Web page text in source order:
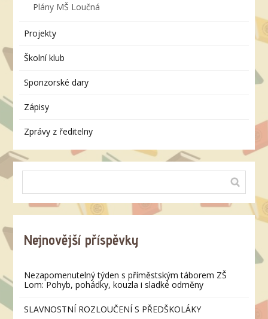
Plány MŠ Loučná
Projekty
Školní klub
Sponzorské dary
Zápisy
Zprávy z ředitelny
Nejnovější příspěvky
Nezapomenutelný týden s příměstským táborem ZŠ
Lom: Pohyb, pohádky, kouzla i sladké odměny
SLAVNOSTNÍ ROZLOUČENÍ S PŘEDŠKOLÁKY